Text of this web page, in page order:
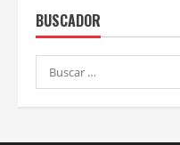
BUSCADOR
Buscar: